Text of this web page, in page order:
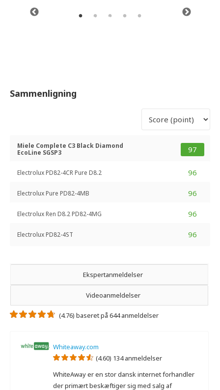
Sammenligning
97
Miele Complete C3 Black Diamond
EcoLine SGSP3
96
Electrolux PD82-4CR Pure D8.2
96
Electrolux Pure PD82-4MB
96
Electrolux Ren D8.2 PD82-4MG
96
Electrolux PD82-4ST
Ekspertanmeldelser
Videoanmeldelser
(4.76) baseret på 644 anmeldelser
Whiteaway.com
(4.60) 134 anmeldelser
WhiteAway er en stor dansk internet forhandler
der primært beskæftiger sig med salg af